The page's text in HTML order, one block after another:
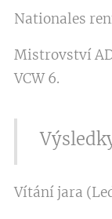
Nationales
Mistrovství
VCW 6.
Vítání jara